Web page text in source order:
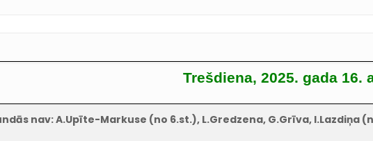
Trešdiena, 2025. gada 16.
nav: A.Upīte-Markuse (no 6.st.), L.Gredzena, G.Grīva, I.Lazdiņa